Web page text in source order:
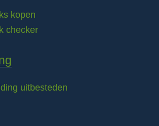
kopen
checker
uitbesteden